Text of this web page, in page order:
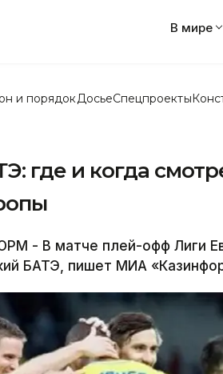
В мире
и порядок ДосьеСпецпроекты
где и когда
- В матче плей-офф Лиги
БАТЭ, пишет МИА